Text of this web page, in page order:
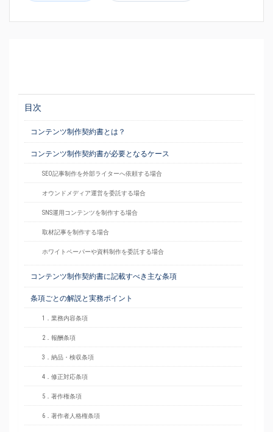
目次
コンテンツ制作契約書とは？
コンテンツ制作契約書が必要となるケース
SEO記事制作を外部ライターへ依頼する場合
オウンドメディア運営を委託する場合
SNS運用コンテンツを制作する場合
取材記事を制作する場合
ホワイトペーパーや資料制作を委託する場合
コンテンツ制作契約書に記載すべき主な条項
条項ごとの解説と実務ポイント
1．業務内容条項
2．報酬条項
3．納品・検収条項
4．修正対応条項
5．著作権条項
6．著作者人格権条項